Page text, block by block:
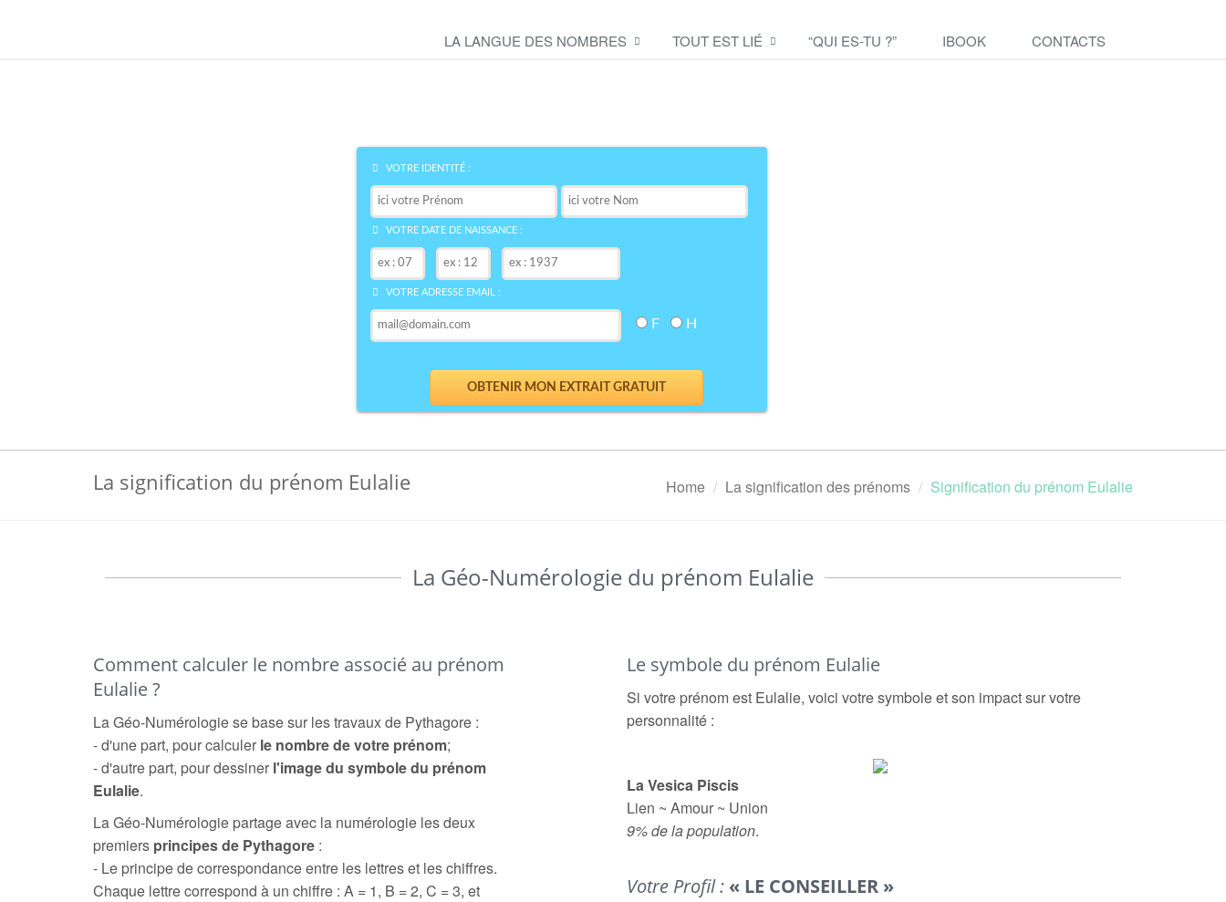
LA LANGUE DES NOMBRES TOUT EST LIÉ “QUI ES-TU ?” IBOOK CONTACTS
VOTRE IDENTITÉ :
VOTRE DATE DE NAISSANCE :
VOTRE ADRESSE EMAIL :
F H
La signification du prénom Eulalie Home La signification des prénoms Signification du prénom Eulalie
La Géo-Numérologie du prénom Eulalie
Comment calculer le nombre associé au prénom
Eulalie ?
La Géo-Numérologie se base sur les travaux de Pythagore :
- d'une part, pour calculer le nombre de votre prénom;
- d'autre part, pour dessiner l'image du symbole du prénom
Eulalie.
La Géo-Numérologie partage avec la numérologie les deux
premiers principes de Pythagore :
- Le principe de correspondance entre les lettres et les chiffres.
Chaque lettre correspond à un chiffre : A = 1, B = 2, C = 3, et
Le symbole du prénom Eulalie
Si votre prénom est Eulalie, voici votre symbole et son impact sur votre
personnalité :
La Vesica Piscis
Lien ~ Amour ~ Union
9% de la population.
Votre Profil : « LE CONSEILLER »